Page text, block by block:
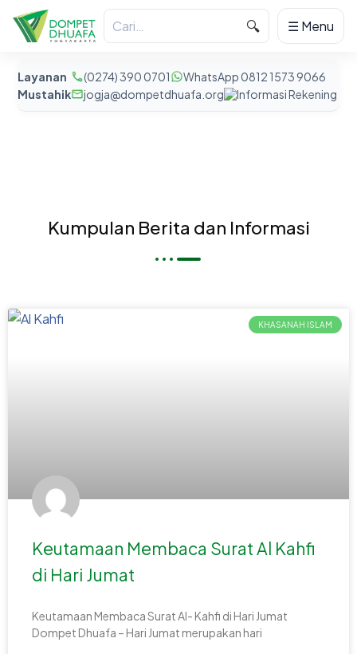
Layanan
Mustahik
(0274) 390 0701
WhatsApp 0812 1573 9066
jogja@dompetdhuafa.org
Informasi Rekening
🔍 ☰ Menu
Kumpulan Berita dan Informasi
KHASANAH ISLAM
Keutamaan Membaca Surat Al Kahfi
di Hari Jumat
Keutamaan Membaca Surat Al- Kahfi di Hari Jumat
Dompet Dhuafa – Hari Jumat merupakan hari